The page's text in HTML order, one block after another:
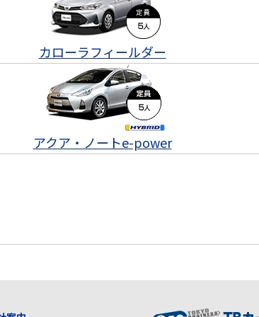
カローラフィールダー
アクア・ノートe-power